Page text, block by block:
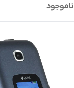
گارانتی شرکتی)
ناموجود